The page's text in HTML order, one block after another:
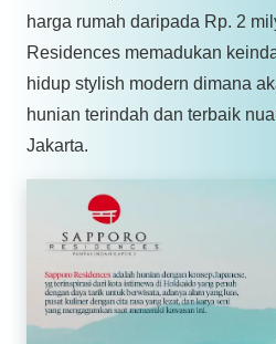
harga rumah daripada Rp. 2
Residences memadukan
hidup stylish modern dimana
hunian terindah dan terbaik
Jakarta.